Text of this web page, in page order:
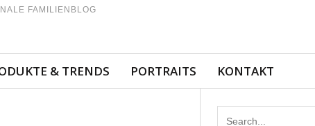
FAMILIENBLOG
& TRENDS PORTRAITS KONTAKT